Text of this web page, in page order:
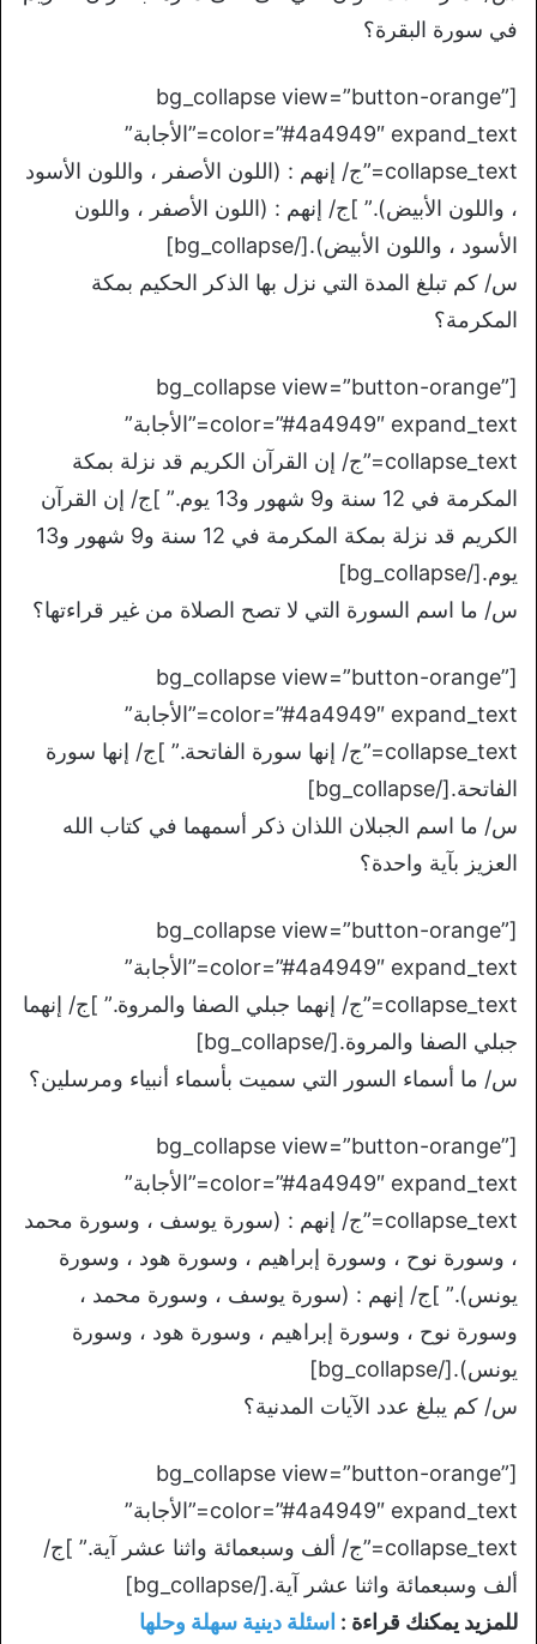
في سورة البقرة؟
[bg_collapse view=”button-orange”
color=”#4a4949″ expand_text=”الأجابة”
collapse_text=”ج/ إنهم : (اللون الأصفر ، واللون الأسود
، واللون الأبيض).” ]ج/ إنهم : (اللون الأصفر ، واللون
الأسود ، واللون الأبيض).[/bg_collapse]
س/ كم تبلغ المدة التي نزل بها الذكر الحكيم بمكة
المكرمة؟
[bg_collapse view=”button-orange”
color=”#4a4949″ expand_text=”الأجابة”
collapse_text=”ج/ إن القرآن الكريم قد نزلة بمكة
المكرمة في 12 سنة و9 شهور و13 يوم.” ]ج/ إن القرآن
الكريم قد نزلة بمكة المكرمة في 12 سنة و9 شهور و13
يوم.[/bg_collapse]
س/ ما اسم السورة التي لا تصح الصلاة من غير قراءتها؟
[bg_collapse view=”button-orange”
color=”#4a4949″ expand_text=”الأجابة”
collapse_text=”ج/ إنها سورة الفاتحة.” ]ج/ إنها سورة
الفاتحة.[/bg_collapse]
س/ ما اسم الجبلان اللذان ذكر أسمهما في كتاب الله
العزيز بآية واحدة؟
[bg_collapse view=”button-orange”
color=”#4a4949″ expand_text=”الأجابة”
collapse_text=”ج/ إنهما جبلي الصفا والمروة.” ]ج/ إنهما
جبلي الصفا والمروة.[/bg_collapse]
س/ ما أسماء السور التي سميت بأسماء أنبياء ومرسلين؟
[bg_collapse view=”button-orange”
color=”#4a4949″ expand_text=”الأجابة”
collapse_text=”ج/ إنهم : (سورة يوسف ، وسورة محمد
، وسورة نوح ، وسورة إبراهيم ، وسورة هود ، وسورة
يونس).” ]ج/ إنهم : (سورة يوسف ، وسورة محمد ،
وسورة نوح ، وسورة إبراهيم ، وسورة هود ، وسورة
يونس).[/bg_collapse]
س/ كم يبلغ عدد الآيات المدنية؟
[bg_collapse view=”button-orange”
color=”#4a4949″ expand_text=”الأجابة”
collapse_text=”ج/ ألف وسبعمائة واثنا عشر آية.” ]ج/
ألف وسبعمائة واثنا عشر آية.[/bg_collapse]
للمزيد يمكنك قراءة : اسئلة دينية سهلة وحلها